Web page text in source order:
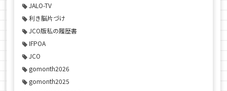
JALO-TV
利き脳片づけ
JCO版私の履歴書
IFPOA
JCO
gomonth2026
gomonth2025